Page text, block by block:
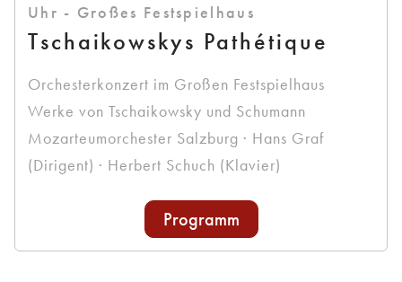
Uhr - Großes Festspielhaus
Tschaikowskys Pathétique
Orchesterkonzert im Großen Festspielhaus
Werke von Tschaikowsky und Schumann
Mozarteumorchester Salzburg · Hans Graf
(Dirigent) · Herbert Schuch (Klavier)
Programm